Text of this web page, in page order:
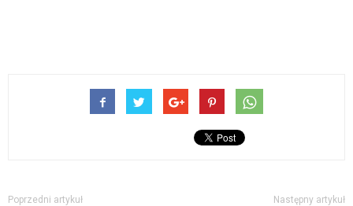
Poprzedni artykuł Następny artykuł